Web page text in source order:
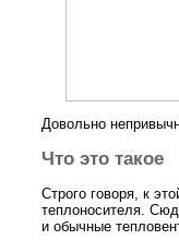
Довольно
Что это такое
Строго говоря, к
теплоносителя.
и обычные